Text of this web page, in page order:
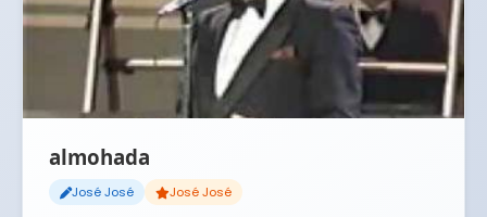
almohada
José José José José